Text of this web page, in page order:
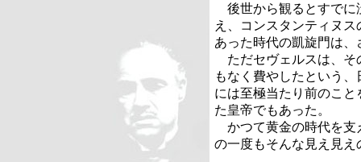
後世から観るとすでに
え、コンスタンティヌ
あった時代の凱旋門は
ただセヴェルスは、そ
もなく費やしたという
には至極当たり前のこ
た皇帝でもあった。
かつて黄金の時代を支
の一度もそんな見え見